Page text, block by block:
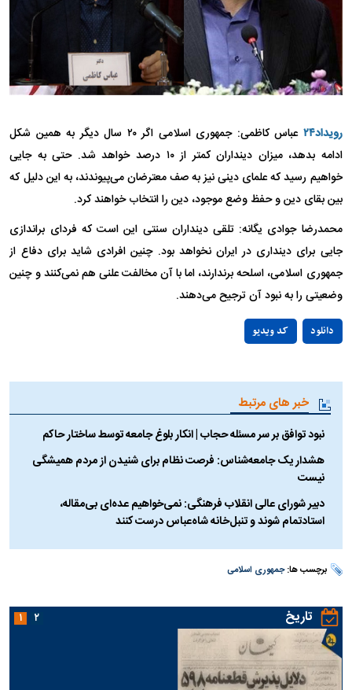
رویداد۲۴
عباس کاظمی: جمهوری اسلامی اگر ۲۰ سال دیگر به همین شکل
ادامه بدهد، میزان دینداران کمتر از ۱۰ درصد خواهد شد. حتی به جایی
خواهیم رسید که علمای دینی نیز به صف معترضان می‌پیوندند، به این دلیل که
بین بقای دین و حفظ وضع موجود، دین را انتخاب خواهند کرد.
محمدرضا جوادی یگانه: تلقی دینداران سنتی این است که فردای براندازی
جایی برای دینداری در ایران نخواهد بود. چنین افرادی شاید برای دفاع از
جمهوری اسلامی، اسلحه برندارند، اما با آن مخالفت علنی هم نمی‌کنند و چنین
وضعیتی را به نبود آن ترجیح می‌دهند.
کد ویدیو دانلود
خبر های مرتبط
نبود توافق بر سر مسئله حجاب | انکار بلوغ جامعه توسط ساختار حاکم
هشدار یک جامعه‌شناس: فرصت نظام برای شنیدن از مردم همیشگی
نیست
دبیر شورای عالی انقلاب فرهنگی: نمی‌خواهیم عده‌ای بی‌مقاله،
استادتمام شوند و تنبل‌خانه شاه‌عباس درست کنند
برچسب ها:جمهوری اسلامی
تاریخ ۱ ۲